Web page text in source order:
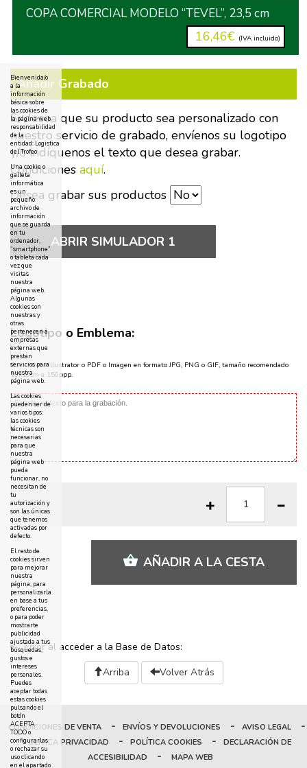
COPA COMERCIAL MODELO “TEVEL”, 23,5 cm
16,46€ (IVA incluido)
Añadir Grabado
Si desea que su producto sea personalizado con
nuestro servicio de grabado, envíenos su logotipo
y/o indíquenos el texto que desea grabar.
Condiciones aquí.
Desea grabar sus productos
ABRIR SIMULADOR 1
Logotipo o Emblema:
Documento Illustrator o PDF o Imagen en formato JPG, PNG o GIF, tamaño recomendado
10x10cm a 150ppp.
AÑADIR A LA CESTA
Error al acceder a la Base de Datos:
Arriba
Volver Atrás
CONDICIONES DE VENTA - ENVÍOS Y DEVOLUCIONES - AVISO LEGAL -
POLÍTICA PRIVACIDAD - POLÍTICA COOKIES -
DECLARACIÓN DE
ACCESIBILIDAD
- MAPA WEB
Bienvenida/o
a la
información
básica sobre
las cookies de
la página web
responsabilidad
de la
entidad: Logistica
del Trofeo
Una cookie o
galleta
informática
es un
pequeño
archivo de
información
que se guarda
en tu
ordenador,
“smartphone”
o tableta cada
vez que
visitas
nuestra
página web.
Algunas
cookies son
nuestras y
otras
pertenecen a
empresas
externas que
prestan
servicios para
nuestra
página web.
Las cookies
pueden ser de
varios tipos:
las cookies
técnicas son
necesarias
para que
nuestra
página web
pueda
funcionar, no
necesitan de
tu
autorización y
son las únicas
que tenemos
activadas por
defecto.
El resto de
cookies sirven
para mejorar
nuestra
página, para
personalizarla
en base a tus
preferencias,
o para poder
mostrarte
publicidad
ajustada a tus
búsquedas,
gustos e
intereses
personales.
Puedes
aceptar todas
estas cookies
pulsando el
botón
ACEPTA
TODO o
configurarlas
o rechazar su
uso clicando
en el apartado